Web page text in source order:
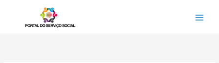
conteúdo